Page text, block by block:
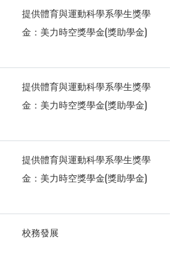
提供體育與運動科學系學生獎學
金：美力時空獎學金(獎助學金)
提供體育與運動科學系學生獎學
金：美力時空獎學金(獎助學金)
提供體育與運動科學系學生獎學
金：美力時空獎學金(獎助學金)
校務發展